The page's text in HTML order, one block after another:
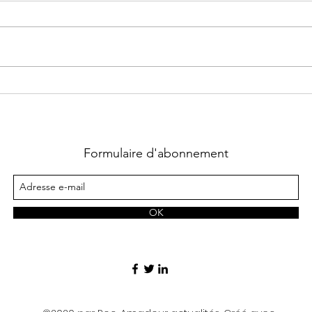
Une première pour La
Les
Formulaire d'abonnement
OK